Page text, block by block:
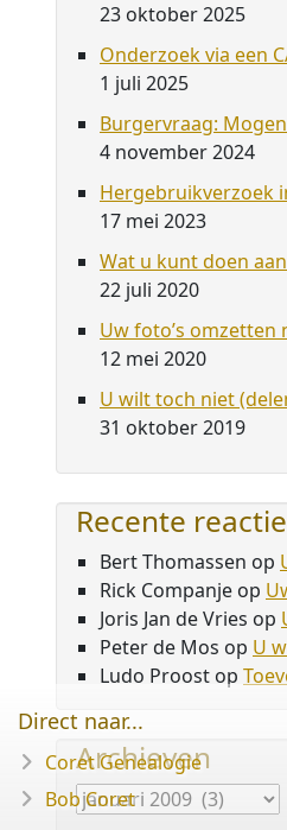
23 oktober 2025
Onderzoek via een
1 juli 2025
Burgervraag:
4 november 2024
Hergebruikverzoek
17 mei 2023
Wat u kunt doen
22 juli 2020
Uw foto’s omzetten
12 mei 2020
U wilt toch niet
31 oktober 2019
Recente
Bert Thomassen op
Rick Companje op
Joris Jan de Vries op
Peter de Mos op U
Ludo Proost op
Archieven
Archieven
Direct naar...
Coret Genealogie
Bob Coret